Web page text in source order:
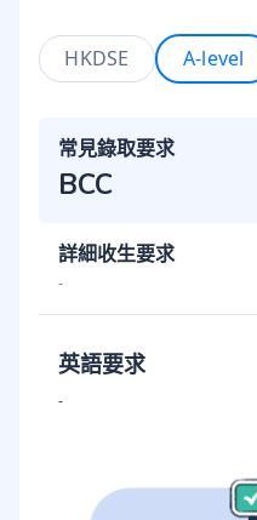
HKDSE A-level
常見錄取要求
BCC
詳細收生要求
-
英語要求
-